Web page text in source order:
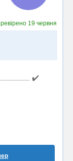
19 червня
✔️